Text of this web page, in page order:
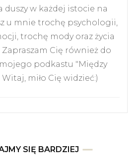
duszy w każdej istocie na
u mnie trochę psychologii,
trochę mody oraz życia
Cię również do
podkastu "Między
miło Cię widzieć:)
SIĘ BARDZIEJ